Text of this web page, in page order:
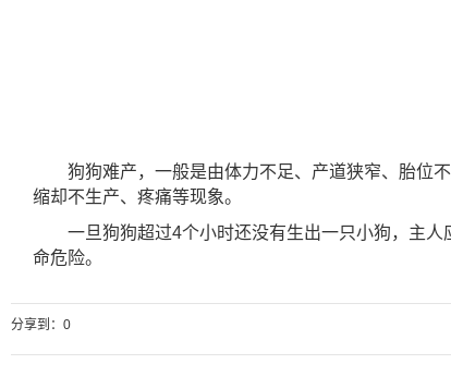
狗狗难产，一般是由体力不足、产道狭窄、胎位
缩却不生产、疼痛等现象。
一旦狗狗超过4个小时还没有生出一只小狗，主
命危险。
分享到： 0